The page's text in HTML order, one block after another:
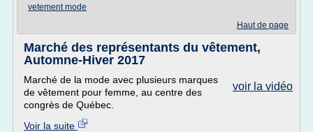
vetement mode
Haut de page
Marché des représentants du vêtement,
Automne-Hiver 2017
voir la vidéo
Marché de la mode avec plusieurs marques
de vêtement pour femme, au centre des
congrès de Québec.
Voir la suite